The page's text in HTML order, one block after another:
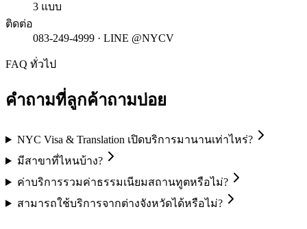
3 แบบ
ติดต่อ
083-249-4999 · LINE @NYCV
FAQ ทั่วไป
คำถามที่ลูกค้าถามบ่อย
NYC Visa & Translation เปิดบริการมานานเท่าไหร่?
มีสาขาที่ไหนบ้าง?
ค่าบริการรวมค่าธรรมเนียมสถานทูตหรือไม่?
สามารถใช้บริการจากต่างจังหวัดได้หรือไม่?